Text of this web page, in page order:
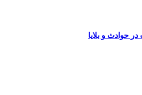
حوادث و بلایا